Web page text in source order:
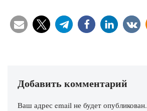
Добавить комментарий
Ваш адрес email не будет опубликован.